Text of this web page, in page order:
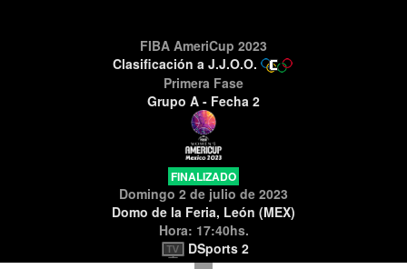
FIBA AmeriCup 2023
Clasificación a J.J.O.O.
Primera Fase
Grupo A - Fecha 2
FINALIZADO
Domingo 2 de julio de 2023
Domo de la Feria, León (MEX)
Hora: 17:40hs.
DSports 2